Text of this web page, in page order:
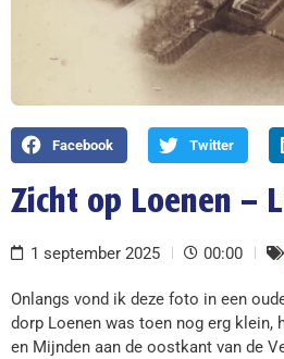
Facebook Twitter
Zicht op Loenen –
1 september 2025 00:00
Onlangs vond ik deze foto in een
dorp Loenen was toen nog erg klein,
en Mijnden aan de oostkant van de